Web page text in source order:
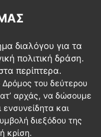
διαλόγου για τα
πολιτική δράση.
περίπτερα.
Δρόμος του δεύτερου
αρχάς, να δώσουμε
και
διεξόδου της
κρίση.